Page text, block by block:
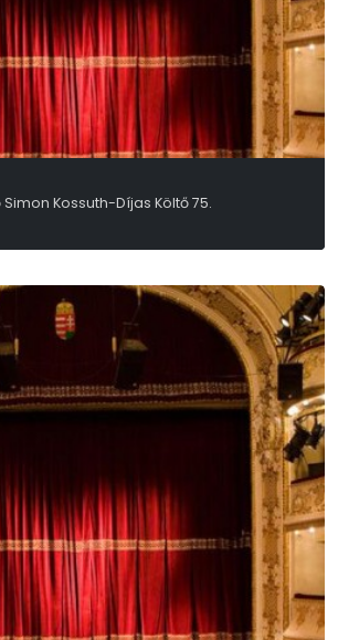
Simon Kossuth-Díjas Költő 75.